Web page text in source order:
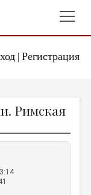
| Регистрация
Римская